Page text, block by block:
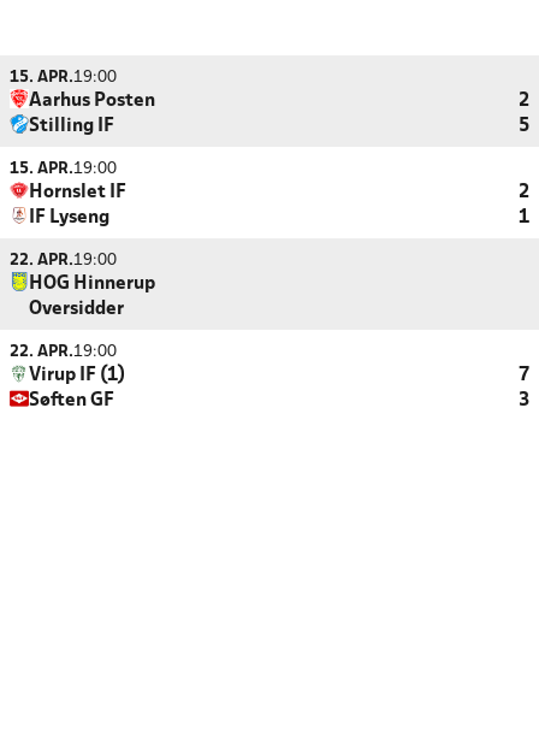
15. APR.19:00
Aarhus Posten
2
Stilling IF
5
15. APR.19:00
Hornslet IF
2
IF Lyseng
1
22. APR.19:00
HOG Hinnerup
Oversidder
22. APR.19:00
Virup IF (1)
7
Søften GF
3